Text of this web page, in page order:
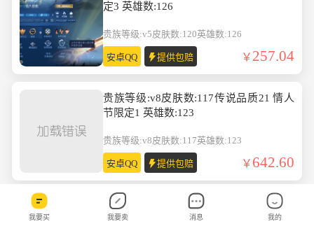
定3 英雄数:126
贵族等级:v5皮肤数:120英雄数:126
安卓QQ 提供包赔 257.04
贵族等级:v8皮肤数:117传说品质21 情人
节限定1 英雄数:123
贵族等级:v8皮肤数:117英雄数:123
安卓QQ 提供包赔 642.60
贵族等级:v7皮肤数:90传说品质10 情人节
限定1 生肖限定2 无双1 英雄数:106
我要买 我要卖 消息 我的